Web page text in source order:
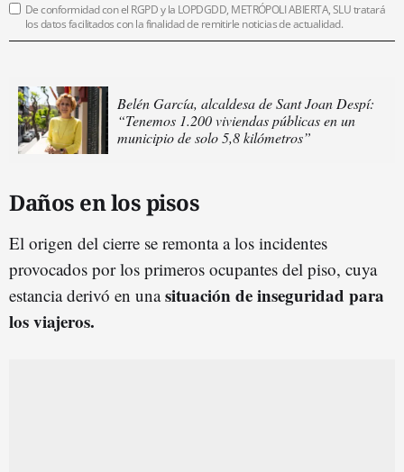
De conformidad con el RGPD y la LOPDGDD, METRÓPOLI ABIERTA, SLU tratará
los datos facilitados con la finalidad de remitirle noticias de actualidad.
Belén García, alcaldesa de Sant Joan Despí:
“Tenemos 1.200 viviendas públicas en un
municipio de solo 5,8 kilómetros”
Daños en los pisos
El origen del cierre se remonta a los incidentes
provocados por los primeros ocupantes del piso, cuya
estancia derivó en unasituación de inseguridad para
los viajeros.